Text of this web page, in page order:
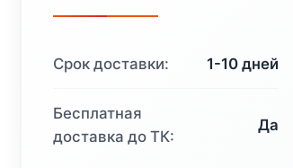
Срок доставки: 1-10 дней
Бесплатная
доставка до ТК:
Да